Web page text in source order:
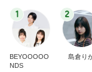
1
BEYOOOOO
NDS
2
島倉り